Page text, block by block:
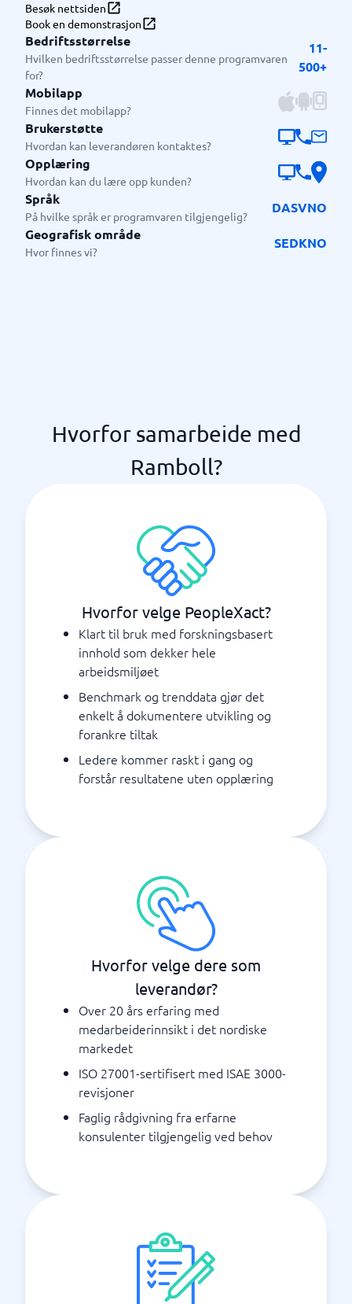
Resultater klare i det undersøkelsen stenger
ISO 27001-sertifisert, med SSO og API-integrasjon
Besøk nettsiden
Book en demonstrasjon
Bedriftsstørrelse
Hvilken bedriftsstørrelse passer denne programvaren
for?
11-
500+
Mobilapp
Finnes det mobilapp?
Brukerstøtte
Hvordan kan leverandøren kontaktes?
Opplæring
Hvordan kan du lære opp kunden?
Språk
På hvilke språk er programvaren tilgjengelig?
DASVNO
Geografisk område
Hvor finnes vi?
SEDKNO
Hvorfor samarbeide med
Ramboll?
Hvorfor velge PeopleXact?
Klart til bruk med forskningsbasert
innhold som dekker hele
arbeidsmiljøet
Benchmark og trenddata gjør det
enkelt å dokumentere utvikling og
forankre tiltak
Ledere kommer raskt i gang og
forstår resultatene uten opplæring
Hvorfor velge dere som
leverandør?
Over 20 års erfaring med
medarbeiderinnsikt i det nordiske
markedet
ISO 27001-sertifisert med ISAE 3000-
revisjoner
Faglig rådgivning fra erfarne
konsulenter tilgjengelig ved behov